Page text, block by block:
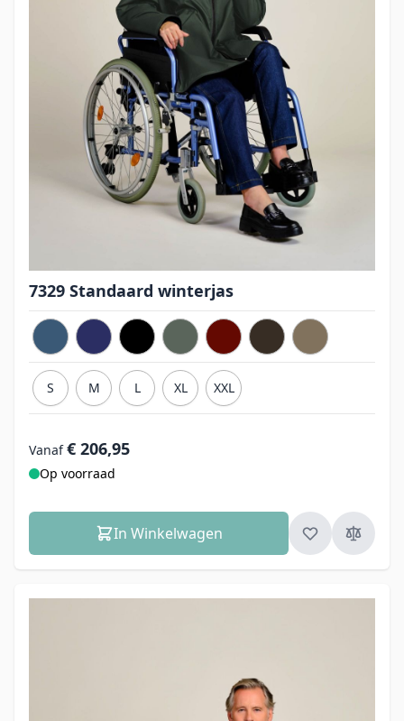
7329 Standaard winterjas
S M L XL XXL
Vanaf € 206,95
Op voorraad
In Winkelwagen